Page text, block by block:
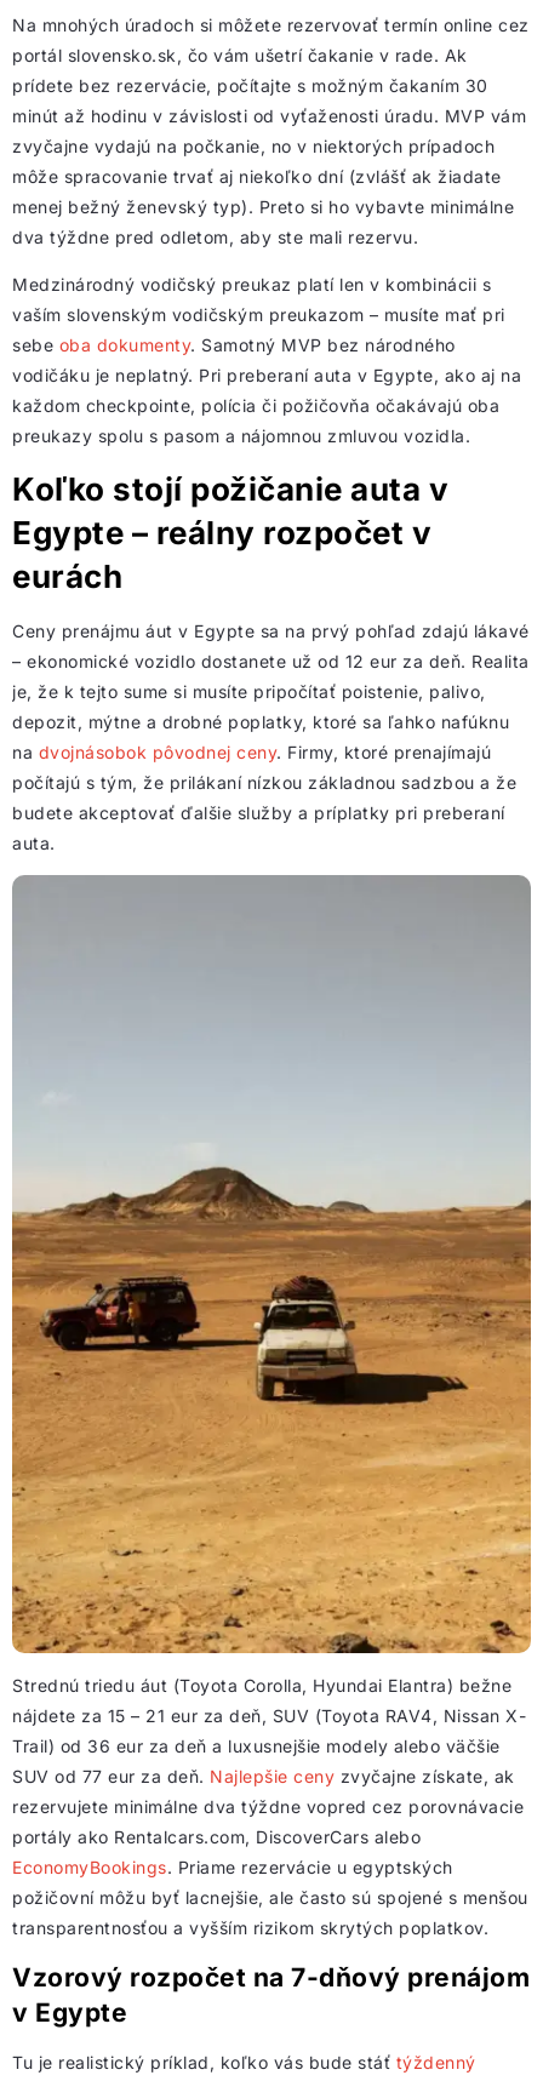
Na mnohých úradoch si môžete rezervovať termín online cez
portál slovensko.sk, čo vám ušetrí čakanie v rade. Ak
prídete bez rezervácie, počítajte s možným čakaním 30
minút až hodinu v závislosti od vyťaženosti úradu. MVP vám
zvyčajne vydajú na počkanie, no v niektorých prípadoch
môže spracovanie trvať aj niekoľko dní (zvlášť ak žiadate
menej bežný ženevský typ). Preto si ho vybavte minimálne
dva týždne pred odletom, aby ste mali rezervu.
Medzinárodný vodičský preukaz platí len v kombinácii s
vaším slovenským vodičským preukazom – musíte mať pri
sebe oba dokumenty. Samotný MVP bez národného
vodičáku je neplatný. Pri preberaní auta v Egypte, ako aj na
každom checkpointe, polícia či požičovňa očakávajú oba
preukazy spolu s pasom a nájomnou zmluvou vozidla.
Koľko stojí požičanie auta v
Egypte – reálny rozpočet v
eurách
Ceny prenájmu áut v Egypte sa na prvý pohľad zdajú lákavé
– ekonomické vozidlo dostanete už od 12 eur za deň. Realita
je, že k tejto sume si musíte pripočítať poistenie, palivo,
depozit, mýtne a drobné poplatky, ktoré sa ľahko nafúknu
na dvojnásobok pôvodnej ceny. Firmy, ktoré prenajímajú
počítajú s tým, že prilákaní nízkou základnou sadzbou a že
budete akceptovať ďalšie služby a príplatky pri preberaní
auta.
Strednú triedu áut (Toyota Corolla, Hyundai Elantra) bežne
nájdete za 15 – 21 eur za deň, SUV (Toyota RAV4, Nissan X-
Trail) od 36 eur za deň a luxusnejšie modely alebo väčšie
SUV od 77 eur za deň. Najlepšie ceny zvyčajne získate, ak
rezervujete minimálne dva týždne vopred cez porovnávacie
portály ako Rentalcars.com, DiscoverCars alebo
EconomyBookings. Priame rezervácie u egyptských
požičovní môžu byť lacnejšie, ale často sú spojené s menšou
transparentnosťou a vyšším rizikom skrytých poplatkov.
Vzorový rozpočet na 7-dňový prenájom
v Egypte
Tu je realistický príklad, koľko vás bude stáť týždenný